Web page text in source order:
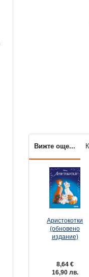
Вижте още...
Аристокотки
(обновено
издание)
8,64 €
16,90 лв.